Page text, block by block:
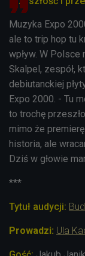
Muzyka Expo
ale to trip hop tu
wpływ. W
Skalpel, zespół,
debiutanckiej
Expo 2000. - Tu
to trochę
mimo że
historia, ale
Dziś w głowie
***
Tytuł audycji:
Prowadzi: Ula